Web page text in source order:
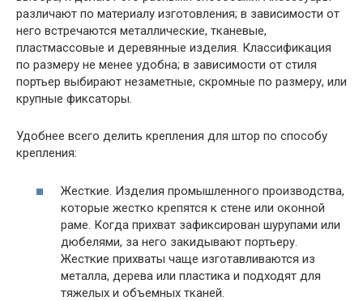
различают по материалу изготовления; в зависимости от
него встречаются металлические, тканевые,
пластмассовые и деревянные изделия. Классификация
по размеру не менее удобна; в зависимости от стиля
портьер выбирают незаметные, скромные по размеру, или
крупные фиксаторы.
Удобнее всего делить крепления для штор по способу
крепления:
Жесткие. Изделия промышленного производства,
которые жестко крепятся к стене или оконной
раме. Когда прихват зафиксирован шурупами или
дюбелями, за него закидывают портьеру.
Жесткие прихваты чаще изготавливаются из
металла, дерева или пластика и подходят для
тяжелых и объемных тканей.